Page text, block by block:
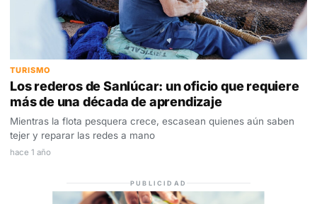
TURISMO
Los rederos de Sanlúcar: un oficio que requiere
más de una década de aprendizaje
Mientras la flota pesquera crece, escasean quienes aún saben
tejer y reparar las redes a mano
hace 1 año
PUBLICIDAD